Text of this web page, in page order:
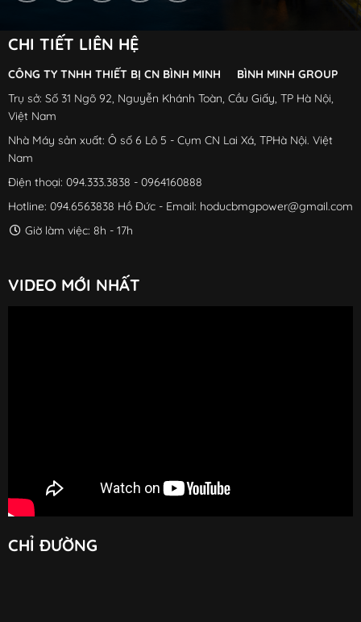
CHI TIẾT LIÊN HỆ
CÔNG TY TNHH THIẾT BỊ CN BÌNH MINH BÌNH MINH GROUP
Trụ sở: Số 31 Ngõ 92, Nguyễn Khánh Toàn, Cầu Giấy, TP Hà Nội,
Việt Nam
Nhà Máy sản xuất: Ô số 6 Lô 5 - Cụm CN Lai Xá, TPHà Nội. Việt
Nam
Điện thoại: 094.333.3838 - 0964160888
Hotline: 094.6563838 Hồ Đức - Email: hoducbmgpower@gmail.com
Giờ làm việc: 8h - 17h
VIDEO MỚI NHẤT
CHỈ ĐƯỜNG